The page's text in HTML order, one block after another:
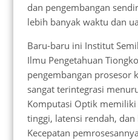
dan pengembangan
lebih banyak waktu dan
Baru-baru ini Institut
Ilmu Pengetahuan
pengembangan prosesor
sangat terintegrasi
Komputasi Optik
tinggi, latensi rendah,
Kecepatan